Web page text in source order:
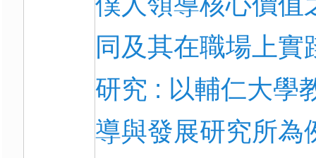
同及其在職場上實
研究 : 以輔仁大學
導與發展研究所為